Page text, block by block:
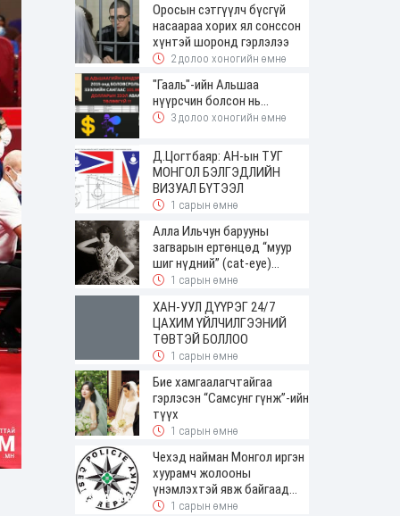
Оросын сэтгүүлч бүсгүй
насаараа хорих ял сонссон
хүнтэй шоронд гэрлэлээ
2 долоо хоногийн өмнө
"Гааль"-ийн Альшаа
нүүрсчин болсон нь...
3 долоо хоногийн өмнө
Д.Цогтбаяр: АН-ын ТУГ
МОНГОЛ БЭЛГЭДЛИЙН
ВИЗУАЛ БҮТЭЭЛ
1 сарын өмнө
Алла Ильчун барууны
загварын ертөнцөд “муур
шиг нүдний” (cat-eye)
будалтын трендийг оруулж
1 сарын өмнө
ХАН-УУЛ ДҮҮРЭГ 24/7
ЦАХИМ ҮЙЛЧИЛГЭЭНИЙ
ТӨВТЭЙ БОЛЛОО
1 сарын өмнө
Бие хамгаалагчтайгаа
гэрлэсэн “Самсунг гүнж”-ийн
түүх
1 сарын өмнө
Чехэд найман Монгол иргэн
хуурамч жолооны
үнэмлэхтэй явж байгаад
баригджээ
1 сарын өмнө